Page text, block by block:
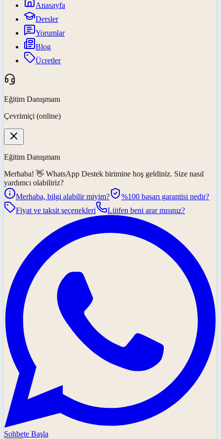
Anasayfa
Dersler
Yorumlar
Blog
Ücretler
Eğitim Danışmanı
Çevrimiçi (online)
Eğitim Danışmanı
Merhaba! 👋 WhatsApp Destek birimine hoş geldiniz. Size nasıl
yardımcı olabiliriz?
Merhaba, bilgi alabilir miyim?
%100 başarı garantisi nedir?
Fiyat ve taksit seçenekleri
Lütfen beni arar mısınız?
Sohbete Başla